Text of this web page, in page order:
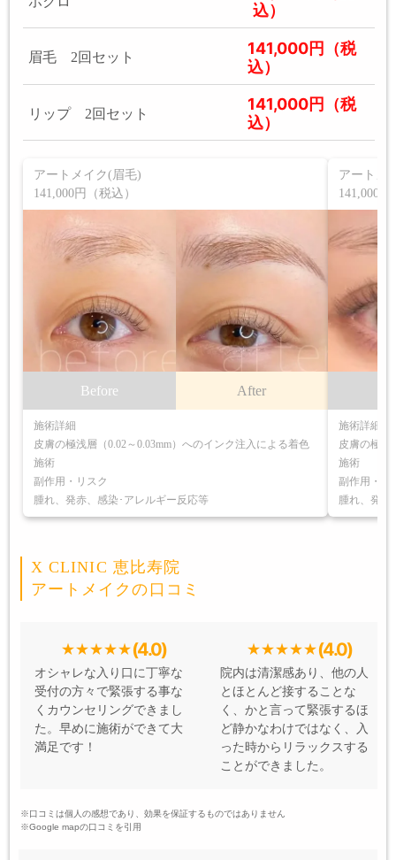
込）
眉毛 2回セット
141,000円（税
込）
リップ 2回セット
141,000円（税
込）
アートメイク(眉毛)
141,000円（税込）
Before After
施術詳細
皮膚の極浅層（0.02～0.03mm）へのインク注入による着色
施術
副作用・リスク
腫れ、発赤、感染･アレルギー反応等
アートメ
141,000
施術詳細
皮膚の極浅
施術
副作用・リ
腫れ、発赤
X CLINIC 恵比寿院
アートメイクの口コミ
(4.0)
オシャレな入り口に丁寧な
受付の方々で緊張する事な
くカウンセリングできまし
た。早めに施術ができて大
満足です！
(4.0)
院内は清潔感あり、他の人
とほとんど接することな
く、かと言って緊張するほ
ど静かなわけではなく、入
った時からリラックスする
ことができました。
※口コミは個人の感想であり、効果を保証するものではありません
※Google mapの口コミを引用